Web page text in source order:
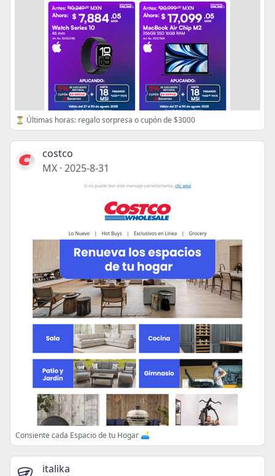
⏳ Últimas horas: regalo sorpresa o cupón de $3000
costco
MX · 2025-8-31
Consiente cada Espacio de tu Hogar 🛋️
italika